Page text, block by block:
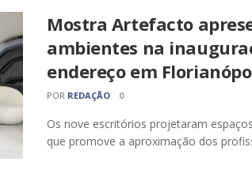
Mostra Artefacto
ambientes na
endereço em
POR REDAÇÃO 0
Os nove escritórios projetaram
que promove a aproximação dos